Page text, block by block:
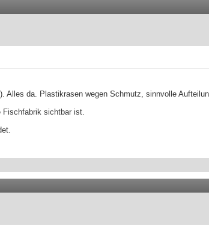
Alles da. Plastikrasen wegen Schmutz, sinnvolle
Fischfabrik sichtbar ist.